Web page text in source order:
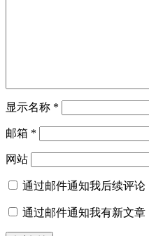
显示名称 *
邮箱 *
网站
通过邮件通知我后续评论
通过邮件通知我有新文章